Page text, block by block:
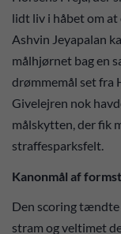
lidt liv i håbet om
Ashvin Jeyapalan
målhjørnet bag en
drømmemål set fra
Givelejren nok
målskytten, der fik
straffesparksfelt.
Kanonmål af
Den scoring tændte
stram og veltimet